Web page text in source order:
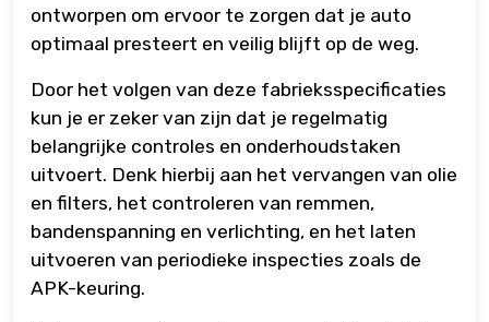
ontworpen om ervoor te zorgen dat je auto
optimaal presteert en veilig blijft op de weg.
Door het volgen van deze fabrieksspecificaties
kun je er zeker van zijn dat je regelmatig
belangrijke controles en onderhoudstaken
uitvoert. Denk hierbij aan het vervangen van olie
en filters, het controleren van remmen,
bandenspanning en verlichting, en het laten
uitvoeren van periodieke inspecties zoals de
APK-keuring.